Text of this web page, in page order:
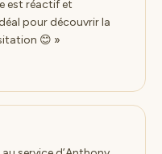
est réactif et
pour découvrir la
😊 »